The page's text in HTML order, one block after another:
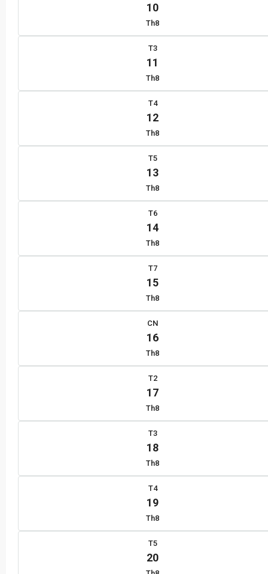
10
Th8
T3
11
Th8
T4
12
Th8
T5
13
Th8
T6
14
Th8
T7
15
Th8
CN
16
Th8
T2
17
Th8
T3
18
Th8
T4
19
Th8
T5
20